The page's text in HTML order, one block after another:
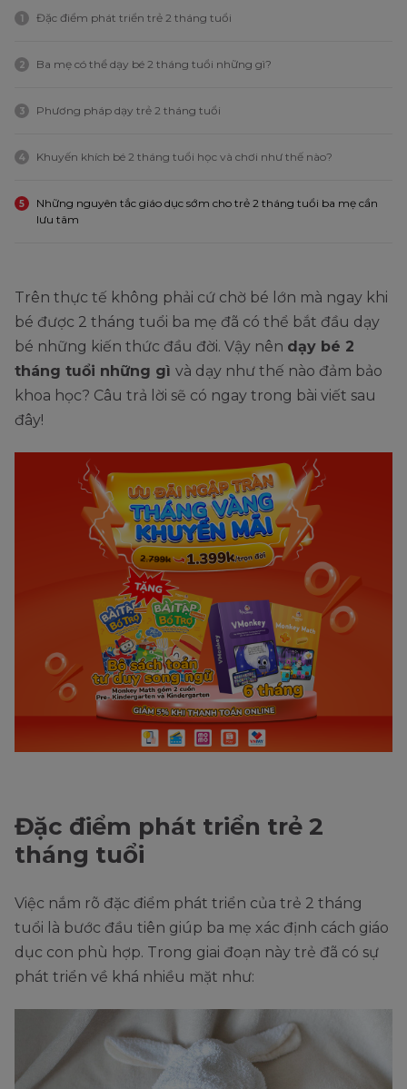
1 Đặc điểm phát triển trẻ 2 tháng tuổi
2 Ba mẹ có thể dạy bé 2 tháng tuổi những gì?
3 Phương pháp dạy trẻ 2 tháng tuổi
4 Khuyến khích bé 2 tháng tuổi học và chơi như thế nào?
5
Những nguyên tắc giáo dục sớm cho trẻ 2 tháng tuổi ba mẹ cần
lưu tâm
Trên thực tế không phải cứ chờ bé lớn mà ngay khi
bé được 2 tháng tuổi ba mẹ đã có thể bắt đầu dạy
bé những kiến thức đầu đời. Vậy nên dạy bé 2
tháng tuổi những gì và dạy như thế nào đảm bảo
khoa học? Câu trả lời sẽ có ngay trong bài viết sau
đây!
Đặc điểm phát triển trẻ 2
tháng tuổi
Việc nắm rõ đặc điểm phát triển của trẻ 2 tháng
tuổi là bước đầu tiên giúp ba mẹ xác định cách giáo
dục con phù hợp. Trong giai đoạn này trẻ đã có sự
phát triển về khá nhiều mặt như: